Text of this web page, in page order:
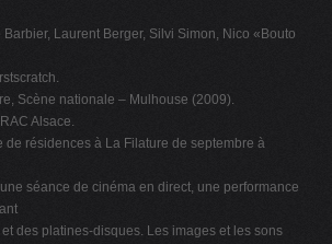
Laurent Berger, Silvi Simon, Nico «Bouto
Scène nationale – Mulhouse (2009).
Alsace.
de résidences à La Filature de septembre à
séance de cinéma en direct, une performance
des platines-disques. Les images et les sons